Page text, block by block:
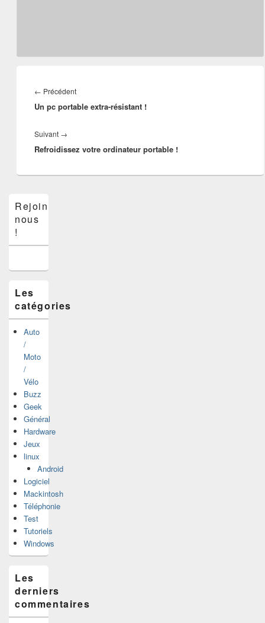
de
l’article
← PrécédentArticle
précédent :
Un pc portable extra-résistant !
Suivant →Article
suivant :
Refroidissez votre ordinateur portable !
principale
de
widget
latérale
Rejoins-
nous
!
Les
catégories
Auto
/
Moto
/
Vélo
Buzz
Geek
Général
Hardware
Jeux
linux
Android
Logiciel
Mackintosh
Téléphonie
Test
Tutoriels
Windows
Les
derniers
commentaires